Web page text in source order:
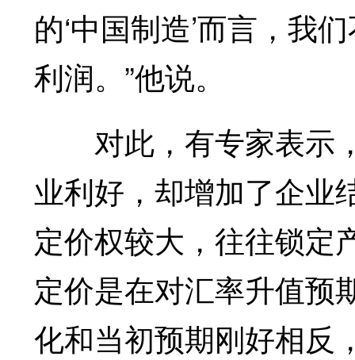
的‘中国制造’而言，我
利润。”他说。
对此，有专家表示
业利好，却增加了企业
定价权较大，往往锁定
定价是在对汇率升值预
化和当初预期刚好相反